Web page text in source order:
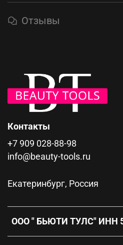
Отзывы
ООО " БЬЮТИ ТУЛС" ИНН
Контакты
+7 909 028-88-98
info@beauty-tools.ru
Екатеринбург, Россия